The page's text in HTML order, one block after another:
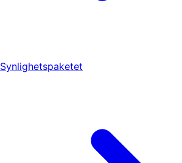
Synlighetspaketet